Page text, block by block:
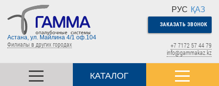
Астана, ул. Майлина 4/1 оф.104
Филиалы в других городах
РУС ҚАЗ
ЗАКАЗАТЬ ЗВОНОК
+7 7172 57 44 79
info@gammakaz.kz
КАТАЛОГ